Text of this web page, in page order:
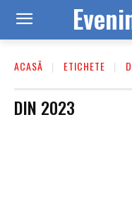
ACASĂ ETICHETE
DIN 2023